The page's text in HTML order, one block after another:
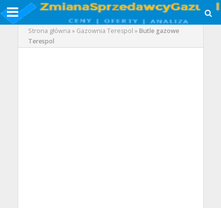
Strona główna » Gazownia Terespol »Butle gazowe
Terespol